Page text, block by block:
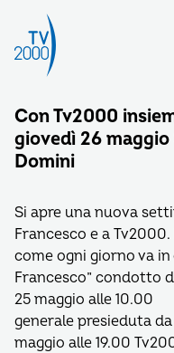
Con Tv2000
giovedì 26
Domini
Si apre una nuova
Francesco e a Tv2000.
come ogni giorno va in
Francesco” condotto
25 maggio alle
generale presieduta
maggio alle 19.00